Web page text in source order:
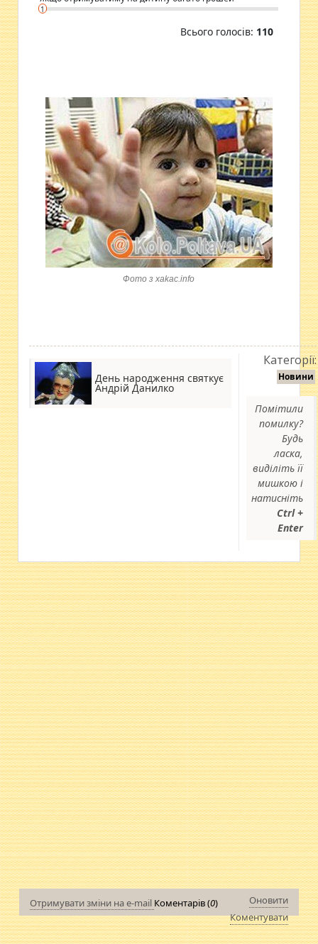
1
Всього голосів: 110
Фото з xakac.info
День народження святкує
Андрій Данилко
Категорії:
Новини
Помітили
помилку?
Будь
ласка,
виділіть її
мишкою і
натисніть
Ctrl +
Enter
Отримувати зміни на e-mail Коментарів (0)
Оновити
Коментувати